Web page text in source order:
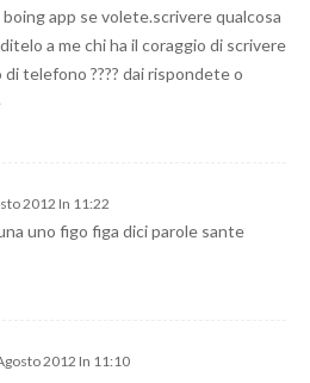
app se volete.scrivere qualcosa
a me chi ha il coraggio di scrivere
telefono ???? dai rispondete o
2012 In 11:22
uno figo figa dici parole sante
2012 In 11:10